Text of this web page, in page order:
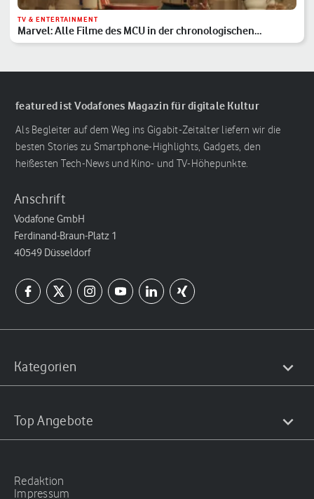
TV & ENTERTAINMENT
Marvel: Alle Filme des MCU in der chronologischen
Reihenfolge
featured ist Vodafones Magazin für digitale Kultur
Als Begleiter auf dem Weg ins Gigabit-Zeitalter liefern wir die
besten Stories zu Smartphone-Highlights, Gadgets, den
heißesten Tech-News und Kino- und TV-Höhepunkte.
Anschrift
Vodafone GmbH
Ferdinand-Braun-Platz 1
40549 Düsseldorf
Kategorien
Top Angebote
Redaktion
Impressum